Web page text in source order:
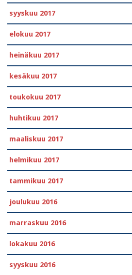
syyskuu 2017
elokuu 2017
heinäkuu 2017
kesäkuu 2017
toukokuu 2017
huhtikuu 2017
maaliskuu 2017
helmikuu 2017
tammikuu 2017
joulukuu 2016
marraskuu 2016
lokakuu 2016
syyskuu 2016